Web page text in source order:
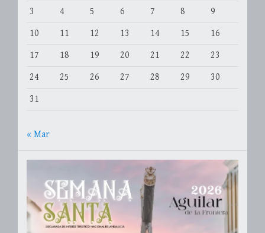
3
4 5 6 7 8
9
10
11 12 13 14 15
16
17
18 19 20 21 22
23
24
25 26 27 28 29
30
31
« Mar